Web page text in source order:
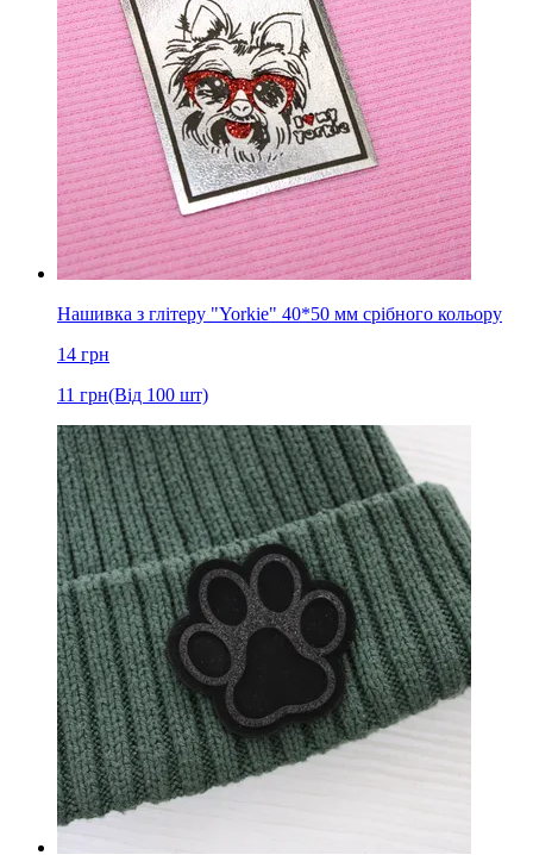
Нашивка з глітеру "Yorkie" 40*50 мм срібного кольору
14 грн
11 грн(Від 100 шт)